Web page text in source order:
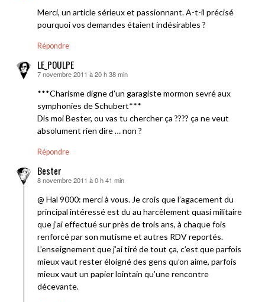
Merci, un article sérieux et passionnant. A-t-il précisé
pourquoi vos demandes étaient indésirables ?
Répondre
LE_POULPE
dit :
7 novembre 2011 à 20 h 38 min
***Charisme digne d’un garagiste mormon sevré aux
symphonies de Schubert***
Dis moi Bester, ou vas tu chercher ça ???? ça ne veut
absolument rien dire … non ?
Répondre
Bester
dit :
8 novembre 2011 à 0 h 41 min
@ Hal 9000: merci à vous. Je crois que l’agacement du
principal intéressé est du au harcèlement quasi militaire
que j’ai effectué sur près de trois ans, à chaque fois
renforcé par son mutisme et autres RDV reportés.
L’enseignement que j’ai tiré de tout ça, c’est que parfois
mieux vaut rester éloigné des gens qu’on aime, parfois
mieux vaut un papier lointain qu’une rencontre
décevante.